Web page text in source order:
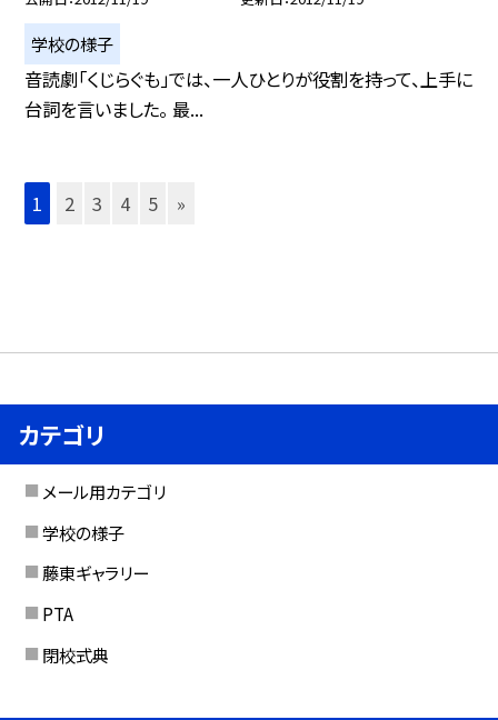
学校の様子
音読劇「くじらぐも」では、一人ひとりが役割を持って、上手に
台詞を言いました。 最...
1 2 3 4 5 »
カテゴリ
メール用カテゴリ
学校の様子
藤東ギャラリー
PTA
閉校式典